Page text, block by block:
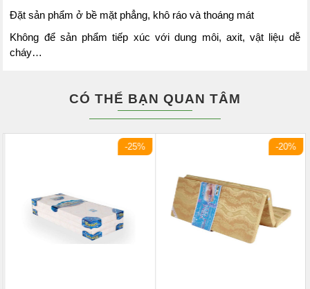
Đặt sản phẩm ở bề mặt phẳng, khô ráo và thoáng mát
Không để sản phẩm tiếp xúc với dung môi, axit, vật liệu dễ
cháy…
CÓ THỂ BẠN QUAN TÂM
-25% -20%